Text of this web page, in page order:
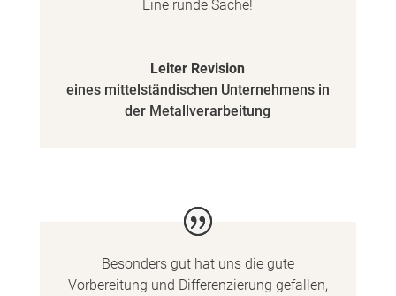
Eine runde Sache!
Leiter Revision
eines mittelständischen Unternehmens in
der Metallverarbeitung
Besonders gut hat uns die gute
Vorbereitung und Differenzierung gefallen,